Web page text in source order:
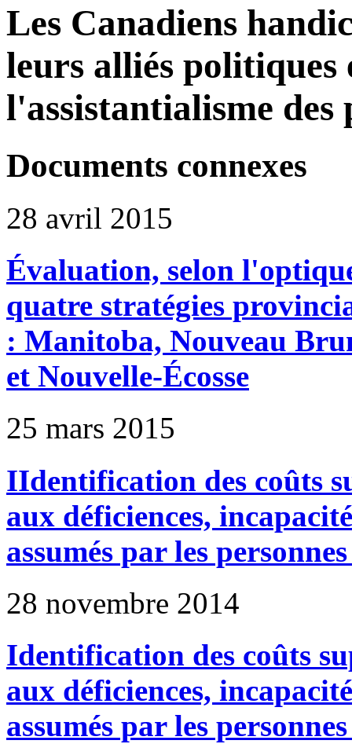
Les Canadiens
leurs alliés politiques
l'assistantialisme
Documents connexes
28 avril 2015
Évaluation, selon
quatre stratégies
: Manitoba, Nouveau
et Nouvelle-Écosse
25 mars 2015
IIdentification des coûts
aux déficiences,
assumés par les
28 novembre 2014
Identification des coûts
aux déficiences,
assumés par les